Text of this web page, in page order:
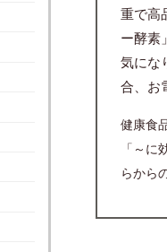
重で高
ー酵素
気にな
合、お
健康食
「～
らから